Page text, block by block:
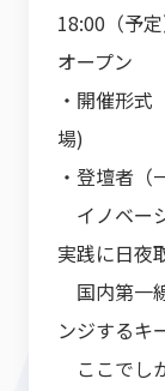
18:00（予
オープン
・開催形
場)
・登壇者（
イノベー
実践に日夜
国内第一
ンジするキ
ここでし